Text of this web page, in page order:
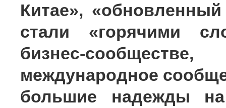
Китае»,
стали «горячими
бизнес-
международное
большие надежды на